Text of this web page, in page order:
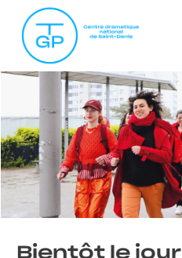
Bientôt le jour